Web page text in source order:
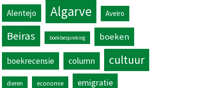
Alentejo Algarve Aveiro
Beiras boekbespreking boeken
boekrecensie column cultuur
dieren economie
emigratie